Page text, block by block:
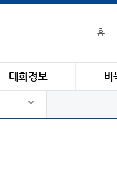
홈
대회정보 바